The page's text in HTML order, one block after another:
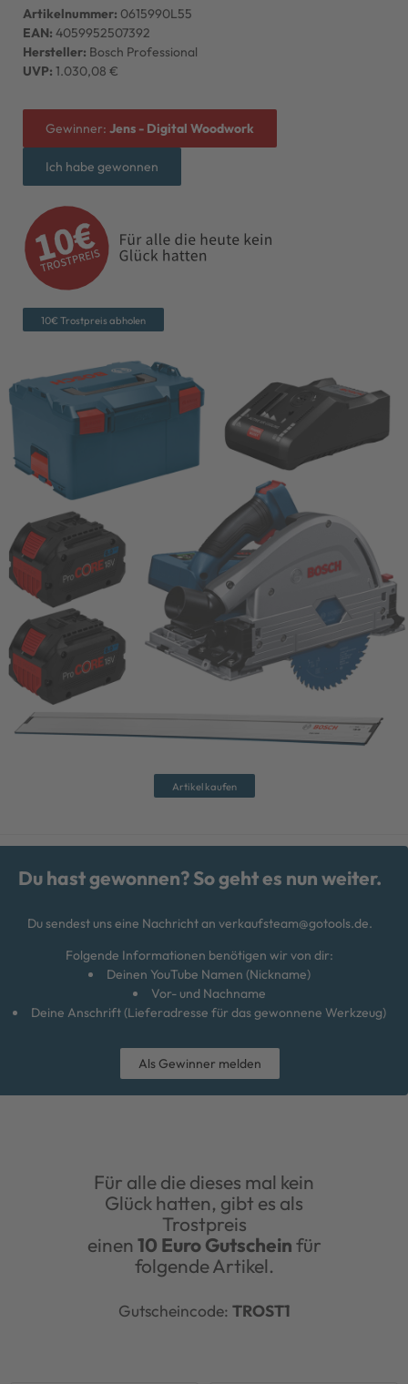
Artikelnummer: 0615990L55
EAN: 4059952507392
Hersteller: Bosch Professional
UVP: 1.030,08 €
Gewinner: Jens - Digital Woodwork
Ich habe gewonnen
10€ Trostpreis abholen
Artikel kaufen
Du hast gewonnen? So geht es nun weiter.
Du sendest uns eine Nachricht an verkaufsteam@gotools.de.
Folgende Informationen benötigen wir von dir:
Deinen YouTube Namen (Nickname)
Vor- und Nachname
Deine Anschrift (Lieferadresse für das gewonnene Werkzeug)
Als Gewinner melden
Für alle die dieses mal kein
Glück hatten, gibt es als
Trostpreis
einen 10 Euro Gutscheinfür
folgende Artikel.
Gutscheincode: TROST1